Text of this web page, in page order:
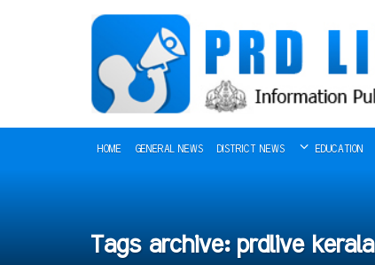
HOME GENERAL NEWS DISTRICT NEWS EDUCATION
Tags archive: prdlive kerala